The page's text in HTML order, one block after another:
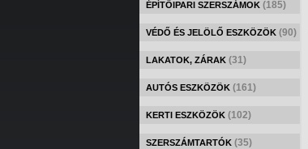
ÉPÍTŐIPARI SZERSZÁMOK (185)
VÉDŐ ÉS JELÖLŐ ESZKÖZÖK (90)
LAKATOK, ZÁRAK (31)
AUTÓS ESZKÖZÖK (161)
KERTI ESZKÖZÖK (102)
SZERSZÁMTARTÓK (35)